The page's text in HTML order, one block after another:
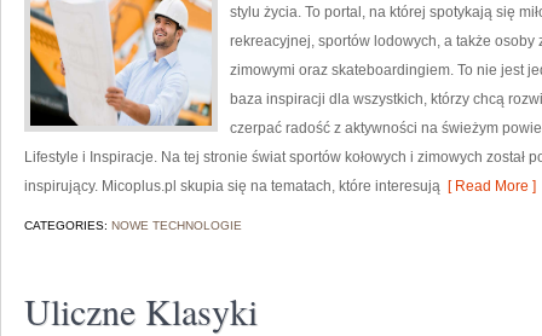
stylu życia. To portal, na której spotykają się
rekreacyjnej, sportów lodowych, a także
zimowymi oraz skateboardingiem. To nie jest
baza inspiracji dla wszystkich, którzy chcą
czerpać radość z aktywności na świeżym
Lifestyle i Inspiracje. Na tej stronie świat sportów kołowych i zimowych został
inspirujący. Micoplus.pl skupia się na tematach, które interesują [ Read More ]
CATEGORIES: NOWE TECHNOLOGIE
Uliczne Klasyki